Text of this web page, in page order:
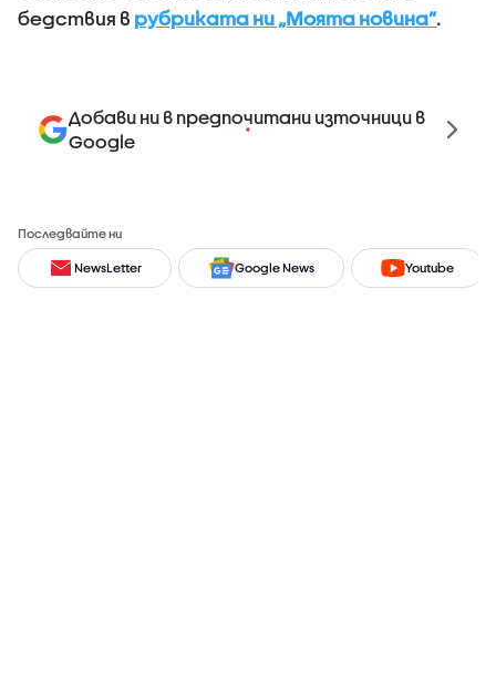
бедствия в рубриката ни „Моята новина”.
Добави ни в предпочитани източници в
Google
Последвайте ни
NewsLetter Google News Youtube